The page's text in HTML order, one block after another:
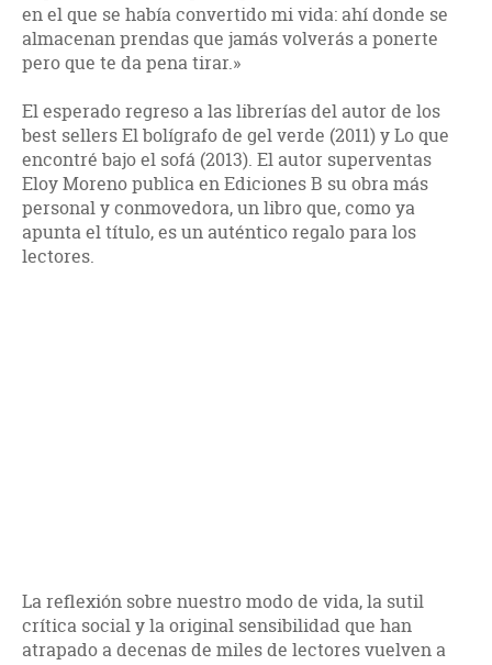
en el que se había convertido mi vida: ahí donde se
almacenan prendas que jamás volverás a ponerte
pero que te da pena tirar.»
El esperado regreso a las librerías del autor de los
best sellers El bolígrafo de gel verde (2011) y Lo que
encontré bajo el sofá (2013). El autor superventas
Eloy Moreno publica en Ediciones B su obra más
personal y conmovedora, un libro que, como ya
apunta el título, es un auténtico regalo para los
lectores.
La reflexión sobre nuestro modo de vida, la sutil
crítica social y la original sensibilidad que han
atrapado a decenas de miles de lectores vuelven a